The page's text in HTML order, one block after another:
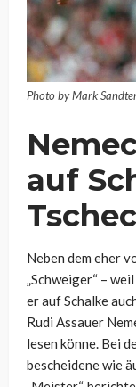
Photo by Mark
auf
Neben dem eher
„Schweiger“ –
er auf Schalke
Rudi Assauer
lesen könne. Bei
bescheidene wie